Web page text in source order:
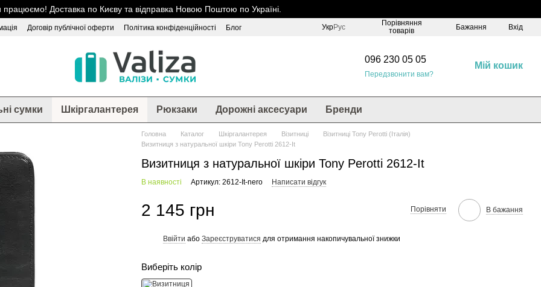
Доставка по Києву та відправка Новою Поштою по Україні.
Договір публічної оферти Політика конфіденційності Блог УкрРус
Порівняння
товарів
Бажання Вхід
096 230 05 05
Передзвонити вам?
Мій кошик
сумки Шкіргалантерея Рюкзаки Дорожні аксесуари Бренди
Головна Каталог Шкіргалантерея Візитниці
Візитниці Tony Perotti (Італія)
Визитниця з натуральної шкіри Tony Perotti 2612-It
Визитниця з натуральної шкіри Tony Perotti 2612-It
В наявності Артикул: 2612-It-nero Написати відгук
2 145 грн Порівняти В бажання
Ввійти або Зареєструватися для отримання накопичувальної знижки
Виберіть колір